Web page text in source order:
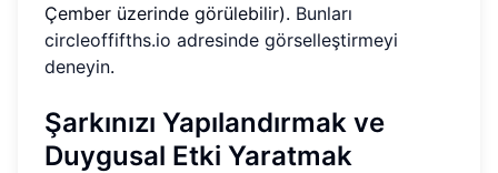
Çember üzerinde görülebilir). Bunları
circleoffifths.io adresinde görselleştirmeyi
deneyin.
Şarkınızı Yapılandırmak ve
Duygusal Etki Yaratmak